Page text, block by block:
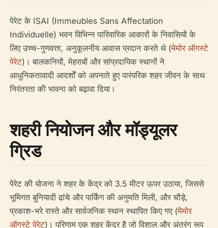
पेरेट के ISAI (Immeubles Sans Affectation
Individuelle) भवन विभिन्न पारिवारिक आकारों के निवासियों के
लिए उच्च-गुणवत्ता, अनुकूलनीय आवास प्रदान करते थे (मेमोर ऑगस्टे
पेरेट)। बालकनियों, मेहराबों और सांप्रदायिक स्थानों ने
आधुनिकतावादी आदर्शों को अपनाते हुए पारंपरिक शहर जीवन के साथ
निरंतरता की भावना को बढ़ावा दिया।
शहरी नियोजन और मॉड्यूलर
ग्रिड
पेरेट की योजना ने शहर के केंद्र को 3.5 मीटर ऊपर उठाया, जिससे
भूमिगत बुनियादी ढांचे और पार्किंग की अनुमति मिली, और चौड़े,
प्रकाश-भरे रास्ते और सार्वजनिक स्थान स्थापित किए गए (मेमोर
ऑगस्टे पेरेट)। परिणाम एक शहर केंद्र है जो विशाल और अंतरंग रूप